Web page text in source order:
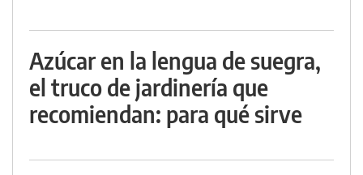
Azúcar en la lengua de suegra,
el truco de jardinería que
recomiendan: para qué sirve